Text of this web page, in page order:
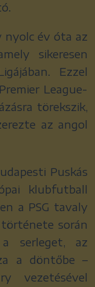
nyolc év óta az
sikeresen
Ezzel
League-
törekszik,
az angol
Puskás
klubfutball
a PSG tavaly
során
a serleget, az
a döntőbe –
vezetésével